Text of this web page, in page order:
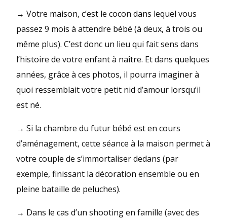
→ Votre maison, c’est le cocon dans lequel vous
passez 9 mois à attendre bébé (à deux, à trois ou
même plus). C’est donc un lieu qui fait sens dans
l’histoire de votre enfant à naître. Et dans quelques
années, grâce à ces photos, il pourra imaginer à
quoi ressemblait votre petit nid d’amour lorsqu’il
est né.
→ Si la chambre du futur bébé est en cours
d’aménagement, cette séance à la maison permet à
votre couple de s’immortaliser dedans (par
exemple, finissant la décoration ensemble ou en
pleine bataille de peluches).
→ Dans le cas d’un shooting en famille (avec des